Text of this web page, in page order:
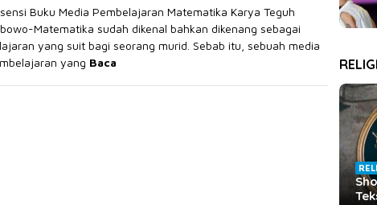
Buku Media Pembelajaran Matematika Karya Teguh
Matematika sudah dikenal bahkan dikenang sebagai
yang suit bagi seorang murid. Sebab itu, sebuah media
yang Baca RELIGI